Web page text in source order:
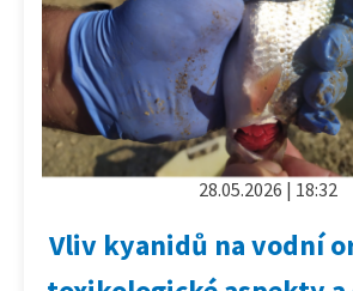
28.05.2026 | 18:32
Vliv kyanidů na vodní